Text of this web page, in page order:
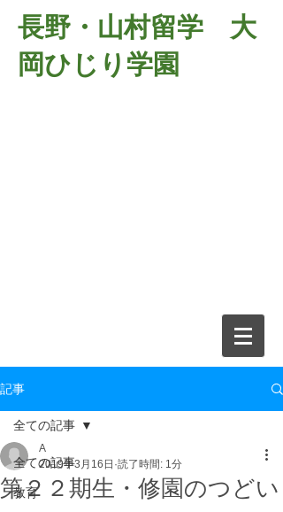
長野・山村留学 大
岡ひじり学園
記事
全ての記事
教育
全ての記事
第２２期生・修園のつどい
A
2019年3月16日 読了時間: 1分